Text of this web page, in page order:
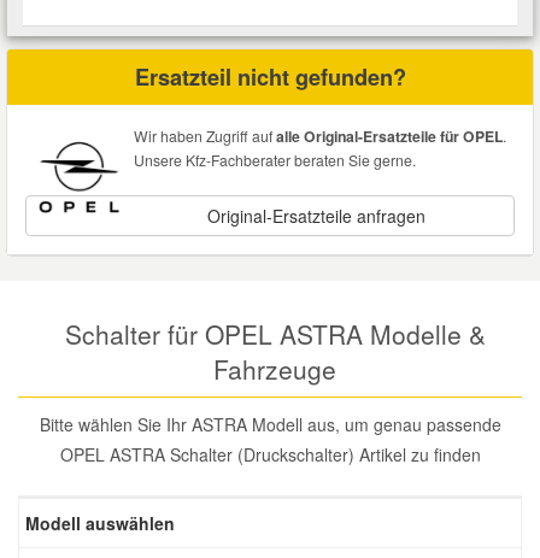
Ersatzteil nicht gefunden?
Wir haben Zugriff aufalle Original-Ersatzteile für OPEL.
Unsere Kfz-Fachberater beraten Sie gerne.
Original-Ersatzteile anfragen
Schalter für OPEL ASTRA Modelle &
Fahrzeuge
Bitte wählen Sie Ihr ASTRA Modell aus, um genau passende
OPEL ASTRA Schalter (Druckschalter) Artikel zu finden
Modell auswählen
Innenausstattung
Karosserieteile
Räder und Reifen
Riementrieb
Zündanlage und Glühanlage
Leitungsverbinder
Motortechnik Werkzeuge
Prüf- und Messwerkzeuge
Reparatur-Zubehör
Nachrüstwischer
Pannenhilfe
Reifen Zubehör
Schlüsselgehäuse
Winter-Autozubehör
Chevrolet Ersatzteile
Cupra Ersatzteile
Daewoo Ersatzteile
Daihatsu Ersatzteile
Dodge Ersatzteile
Honda Ersatzteile
Hyundai Ersatzteile